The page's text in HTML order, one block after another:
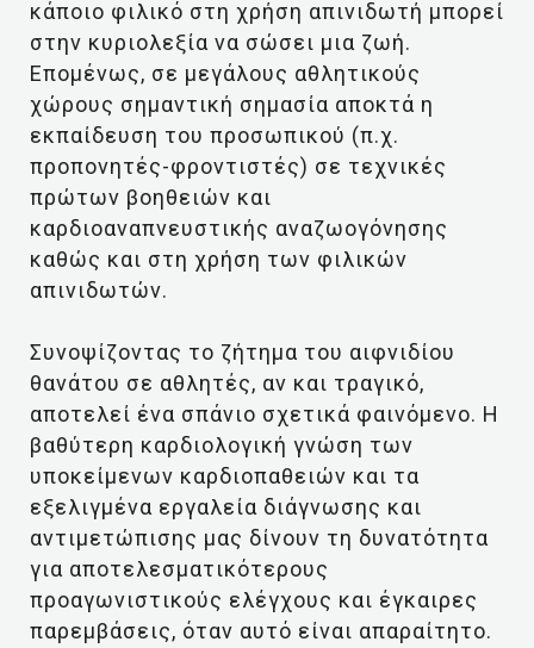
κάποιο φιλικό στη χρήση απινιδωτή μπορεί
στην κυριολεξία να σώσει μια ζωή.
Επομένως, σε μεγάλους αθλητικούς
χώρους σημαντική σημασία αποκτά η
εκπαίδευση του προσωπικού (π.χ.
προπονητές-φροντιστές) σε τεχνικές
πρώτων βοηθειών και
καρδιοαναπνευστικής αναζωογόνησης
καθώς και στη χρήση των φιλικών
απινιδωτών.
Συνοψίζοντας το ζήτημα του αιφνιδίου
θανάτου σε αθλητές, αν και τραγικό,
αποτελεί ένα σπάνιο σχετικά φαινόμενο. Η
βαθύτερη καρδιολογική γνώση των
υποκείμενων καρδιοπαθειών και τα
εξελιγμένα εργαλεία διάγνωσης και
αντιμετώπισης μας δίνουν τη δυνατότητα
για αποτελεσματικότερους
προαγωνιστικούς ελέγχους και έγκαιρες
παρεμβάσεις, όταν αυτό είναι απαραίτητο.